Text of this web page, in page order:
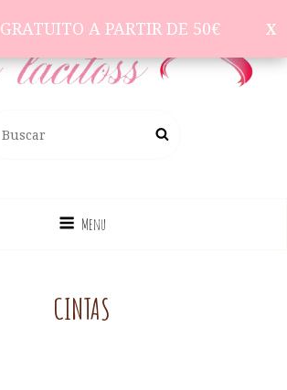
A PARTIR DE 50€
Menu
CINTAS
A PARTIR DE 50€